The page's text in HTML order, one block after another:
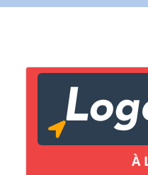
À
Copier lien